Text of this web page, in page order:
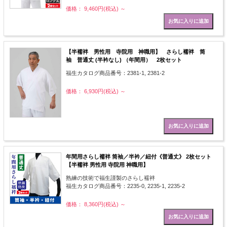
価格： 9,460円(税込) ～
【半襦袢 男性用 寺院用 神職用】 さらし襦袢 筒
袖 普通丈 (半衿なし) （年間用） 2枚セット
福生カタログ商品番号：2381-1, 2381-2
価格： 6,930円(税込) ～
年間用さらし襦袢 筒袖／半衿／紐付《普通丈》 2枚セット
【半襦袢 男性用 寺院用 神職用】
熟練の技術で福生謹製のさらし襦袢
福生カタログ商品番号：2235-0, 2235-1, 2235-2
価格： 8,360円(税込) ～